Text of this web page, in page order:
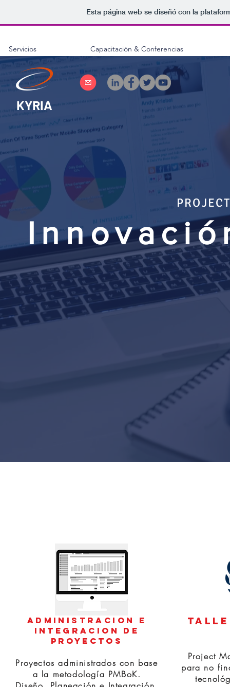
Esta página web se diseñó con la
Servicios Capacitación & Conferencias
KYRIA
Administracion e
integracion de
proyectos
Proyectos administrados con base
a la metodología PMBoK.
Project
para no